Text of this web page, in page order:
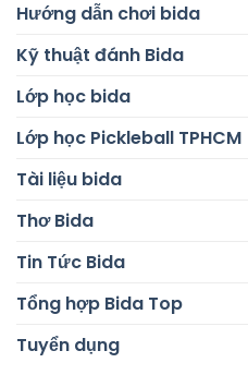
Hướng dẫn chơi bida
Kỹ thuật đánh Bida
Lớp học bida
Lớp học Pickleball TPHCM
Tài liệu bida
Thơ Bida
Tin Tức Bida
Tổng hợp Bida Top
Tuyển dụng